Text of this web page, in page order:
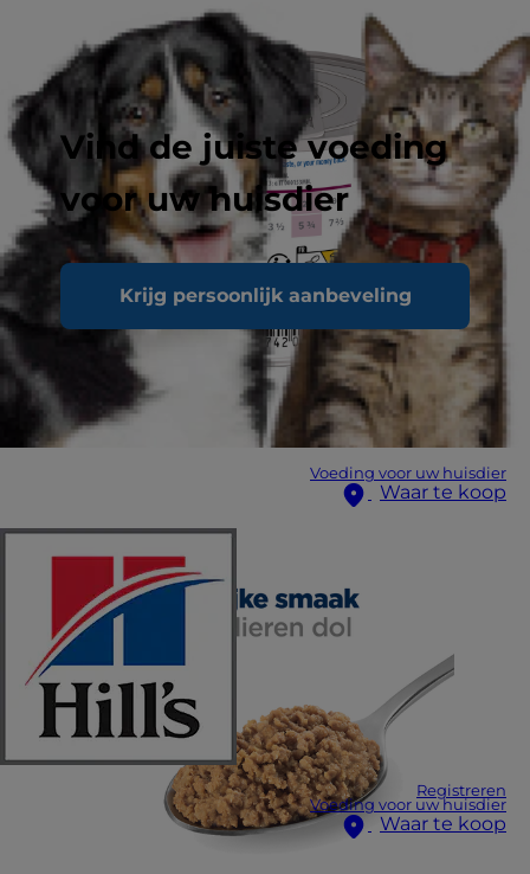
Vind de juiste voeding
voor uw huisdier
Krijg persoonlijk aanbeveling
Voeding voor uw huisdier
Waar te koop
Registreren
Voeding voor uw huisdier
Waar te koop